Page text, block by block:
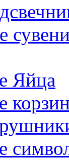
Яйца